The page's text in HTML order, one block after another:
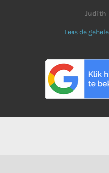
Judith
Lees de